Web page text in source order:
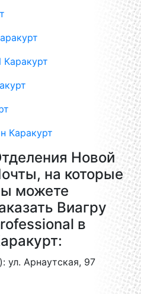
Каракурт
Новой
на которые
можете
Виагру
в
ул. Арнаутская, 97